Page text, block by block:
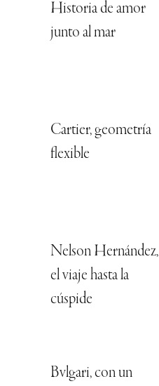
Historia de amor
junto al mar
Cartier, geometría
flexible
Nelson Hernández,
el viaje hasta la
cúspide
Bvlgari, con un